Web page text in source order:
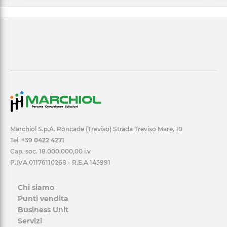
Marchiol S.p.A. Roncade (Treviso) Strada Treviso Mare, 10
Tel. +39 0422 4271
Cap. soc. 18.000.000,00 i.v
P.IVA 01176110268 - R.E.A 145991
Chi siamo
Punti vendita
Business Unit
Servizi